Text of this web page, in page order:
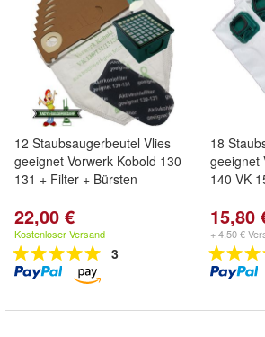
12 Staubsaugerbeutel Vlies
geeignet Vorwerk Kobold 130
131 + Filter + Bürsten
22,00 €
Kostenloser Versand
3
18
geeignet
140 VK
15,80
+ 4,50 €